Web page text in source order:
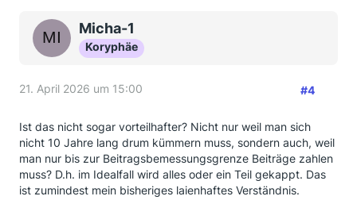
Micha-1
Koryphäe
21. April 2026 um 15:00 #4
Ist das nicht sogar vorteilhafter? Nicht nur weil man sich
nicht 10 Jahre lang drum kümmern muss, sondern auch, weil
man nur bis zur Beitragsbemessungsgrenze Beiträge zahlen
muss? D.h. im Idealfall wird alles oder ein Teil gekappt. Das
ist zumindest mein bisheriges laienhaftes Verständnis.